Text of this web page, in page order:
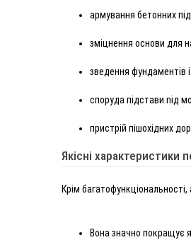
армування бетонних
зміцнення основи для
зведення фундаментів
споруда підстави під
пристрій пішохідних
Якісні характеристики
Крім
Вона значно покращує